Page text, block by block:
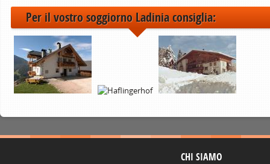
Per il vostro soggiorno Ladinia consiglia:
CHI SIAMO